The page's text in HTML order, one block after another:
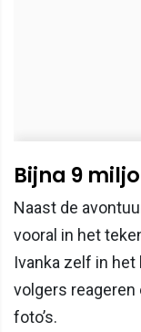
Bijna 9
Naast de
vooral in het
Ivanka zelf in het
volgers reageren
foto’s.